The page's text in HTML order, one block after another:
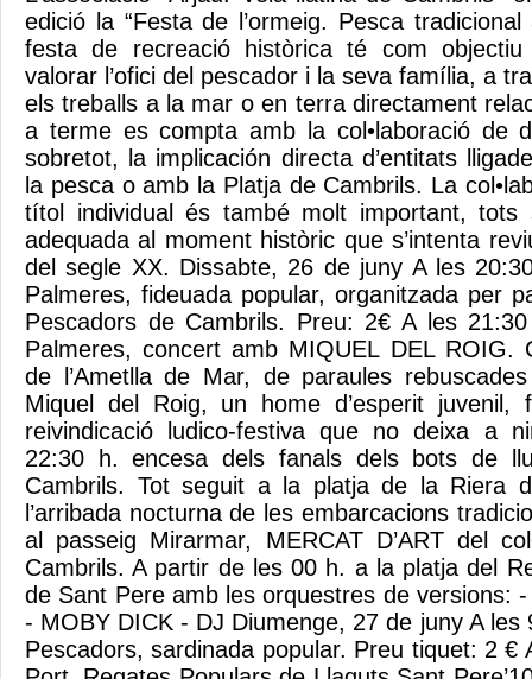
edició la “Festa de l’ormeig. Pesca
festa de recreació històrica té com
valorar l’ofici del pescador i la seva família, a
els treballs a la mar o en terra directament
a terme es compta amb la col•laboració de
sobretot, la implicación directa d’entitats
la pesca o amb la Platja de Cambrils. La
títol individual és també molt important, tots
adequada al moment històric que s’intenta
del segle XX. Dissabte, 26 de juny A les
Palmeres, fideuada popular, organitzada per
Pescadors de Cambrils. Preu: 2€ A les
Palmeres, concert amb MIQUEL DEL ROIG.
de l’Ametlla de Mar, de paraules
Miquel del Roig, un home d’esperit juvenil,
reivindicació ludico-festiva que no deixa a
22:30 h. encesa dels fanals dels bots de
Cambrils. Tot seguit a la platja de la Riera
l’arribada nocturna de les embarcacions
al passeig Mirarmar, MERCAT D’ART del
Cambrils. A partir de les 00 h. a la platja del
de Sant Pere amb les orquestres de versions:
- MOBY DICK - DJ Diumenge, 27 de juny A les
Pescadors, sardinada popular. Preu tiquet: 2 €